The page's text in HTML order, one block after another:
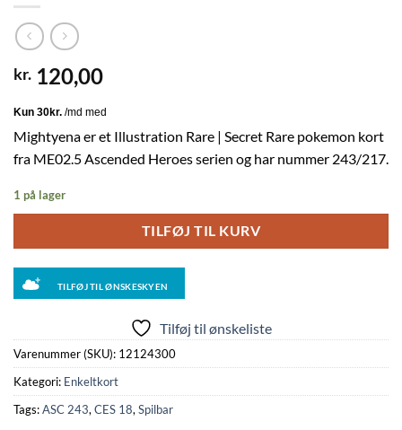
kr. 120,00
Mightyena er et Illustration Rare | Secret Rare pokemon kort
fra ME02.5 Ascended Heroes serien og har nummer 243/217.
1 på lager
TILFØJ TIL KURV
TILFØJ TIL ØNSKESKYEN
Tilføj til ønskeliste
Varenummer (SKU): 12124300
Kategori: Enkeltkort
Tags:ASC 243, CES 18, Spilbar